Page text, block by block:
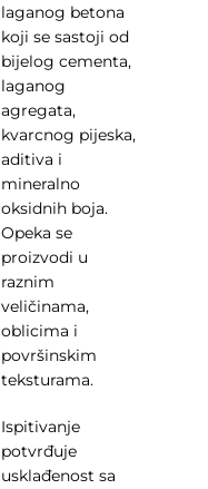
laganog betona
koji se sastoji od
bijelog cementa,
laganog
agregata,
kvarcnog pijeska,
aditiva i
mineralno
oksidnih boja.
Opeka se
proizvodi u
raznim
veličinama,
oblicima i
površinskim
teksturama.
Ispitivanje
potvrđuje
usklađenost sa